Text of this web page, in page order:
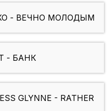
- ВЕЧНО МОЛОДЫМ
- БАНК
GLYNNE - RATHER